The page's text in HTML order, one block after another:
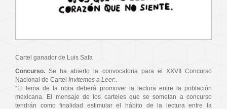
Cartel ganador de Luis Safa
Concurso. Se ha abierto la convocatoria para el XXVII Concurso
Nacional de Cartel Invitemos a Leer:.
“El tema de la obra deberá promover la lectura entre la población
mexicana. El mensaje de los carteles que se sometan a concurso
tendrán como finalidad estimular el hábito de la lectura entre la